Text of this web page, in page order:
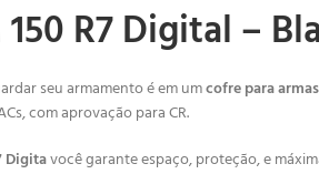
R7 Digital –
seu armamento é em umcofre para armas
com aprovação para CR.
Digitavocê garante espaço, proteção, e